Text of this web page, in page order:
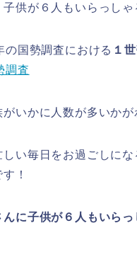
供が６人もいらっし
の国勢調査における １
調査
いかに人数が多いかが
い毎日をお過ごしに
！
んに子供が６人もいら